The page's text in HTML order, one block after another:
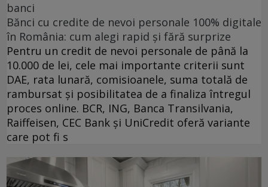
banci
Bănci cu credite de nevoi personale 100% digitale
în România: cum alegi rapid și fără surprize
Pentru un credit de nevoi personale de până la
10.000 de lei, cele mai importante criterii sunt
DAE, rata lunară, comisioanele, suma totală de
rambursat și posibilitatea de a finaliza întregul
proces online. BCR, ING, Banca Transilvania,
Raiffeisen, CEC Bank și UniCredit oferă variante
care pot fi s